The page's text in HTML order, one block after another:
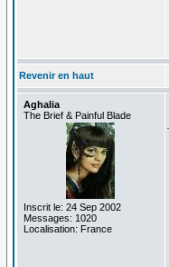
Revenir en haut
Aghalia
The Brief & Painful Blade
Inscrit le: 24 Sep 2002
Messages: 1020
Localisation: France